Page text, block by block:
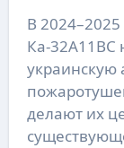
В 2024–2025
Ка-32А11ВС
делают их